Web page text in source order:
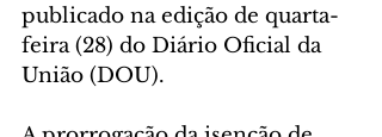
publicado na edição de quarta-
feira (28) do Diário Oficial da
União (DOU).